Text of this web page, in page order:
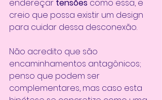
endereçar tensões como essa, e
creio que possa existir um design
para cuidar dessa desconexão.
Não acredito que são
encaminhamentos antagônicos;
penso que podem ser
complementares, mas caso esta